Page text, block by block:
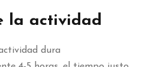
la actividad
dura